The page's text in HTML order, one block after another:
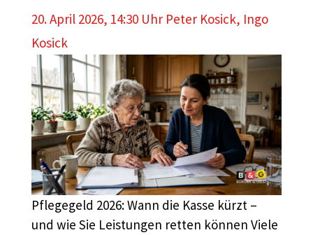
20. April 2026, 14:30 Uhr Peter Kosick, Ingo
Kosick
Pflegegeld 2026: Wann die Kasse kürzt –
und wie Sie Leistungen retten können Viele